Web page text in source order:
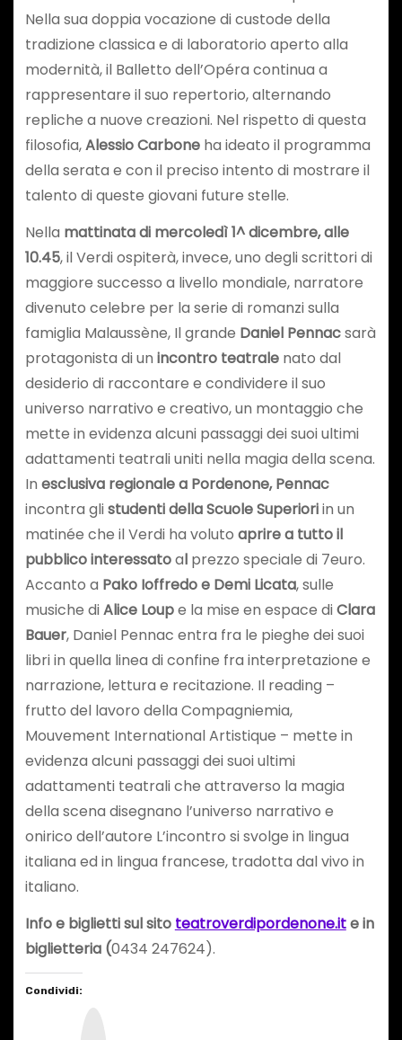
Nella sua doppia vocazione di custode della
tradizione classica e di laboratorio aperto alla
modernità, il Balletto dell’Opéra continua a
rappresentare il suo repertorio, alternando
repliche a nuove creazioni. Nel rispetto di questa
filosofia,Alessio Carboneha ideato il programma
della serata e con il preciso intento di mostrare il
talento di queste giovani future stelle.
Nella mattinata di mercoledì 1^ dicembre, alle
10.45, il Verdi ospiterà, invece, uno degli scrittori di
maggiore successo a livello mondiale, narratore
divenuto celebre per la serie di romanzi sulla
famiglia Malaussène, Il grande Daniel Pennacsarà
protagonista di un incontro teatralenato dal
desiderio di raccontare e condividere il suo
universo narrativo e creativo, un montaggio che
mette in evidenza alcuni passaggi dei suoi ultimi
adattamenti teatrali uniti nella magia della scena.
In esclusiva regionale a Pordenone, Pennac
incontra glistudenti della Scuole Superioriin un
matinée che il Verdi ha voluto aprire a tutto il
pubblico interessatoal prezzo speciale di 7euro.
Accanto a Pako Ioffredo e Demi Licata, sulle
musiche diAlice Loupe la mise en espace diClara
Bauer, Daniel Pennac entra fra le pieghe dei suoi
libri in quella linea di confine fra interpretazione e
narrazione, lettura e recitazione. Il reading –
frutto del lavoro della Compagniemia,
Mouvement International Artistique – mette in
evidenza alcuni passaggi dei suoi ultimi
adattamenti teatrali che attraverso la magia
della scena disegnano l’universo narrativo e
onirico dell’autore L’incontro si svolge in lingua
italiana ed in lingua francese, tradotta dal vivo in
italiano.
Info e biglietti sul sito teatroverdipordenone.ite in
biglietteria (0434 247624).
Condividi: